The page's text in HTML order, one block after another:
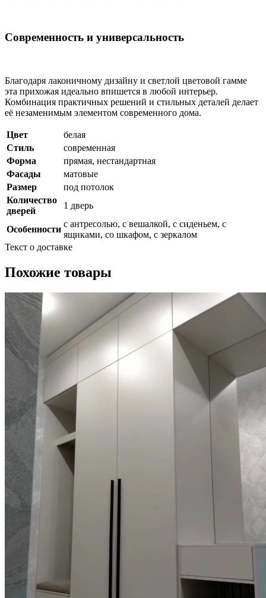
Современность и универсальность
Благодаря лаконичному дизайну и светлой цветовой гамме
эта прихожая идеально впишется в любой интерьер.
Комбинация практичных решений и стильных деталей делает
её незаменимым элементом современного дома.
Цвет
белая
Стиль
современная
Форма
прямая, нестандартная
Фасады
матовые
Размер
под потолок
Количество
дверей
1 дверь
Особенности
с антресолью, с вешалкой, с сиденьем, с
ящиками, со шкафом, с зеркалом
Текст о доставке
Похожие товары